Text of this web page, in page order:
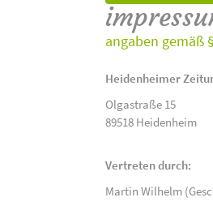
angaben gemäß
Heidenheimer
Olgastraße 15
89518 Heidenheim
Vertreten durch:
Martin Wilhelm